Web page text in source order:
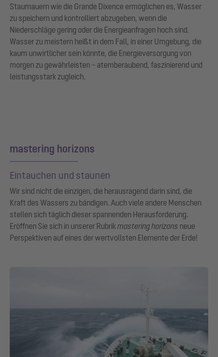
Staumauern wie die Grande Dixence ermöglichen es, Wasser
zu speichern und kontrolliert abzugeben, wenn die
Niederschläge gering oder die Energieanfragen hoch sind.
Wasser zu meistern heißt in dem Fall, in einer Umgebung, die
kaum unwirtlicher sein könnte, die Energieversorgung von
morgen zu gewährleisten – atemberaubend, faszinierend und
leistungsstark zugleich.
mastering horizons
Eintauchen und staunen
Wir sind nicht die einzigen, die herausragend darin sind, die
Kraft des Wassers zu bändigen. Auch viele andere Menschen
stellen sich täglich dieser spannenden Herausforderung.
Eröffnen Sie sich in unserer Rubrikmastering horizons neue
Perspektiven auf eines der wertvollsten Elemente der Erde!